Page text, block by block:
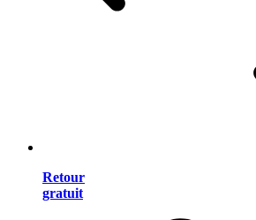
Retour
gratuit